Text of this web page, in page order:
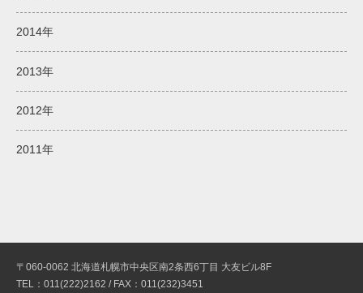
2014年
2013年
2012年
2011年
〒060-0062 北海道札幌市中央区南2条西6丁目 大友ビル8F
TEL：011(222)2162 / FAX：011(232)3451